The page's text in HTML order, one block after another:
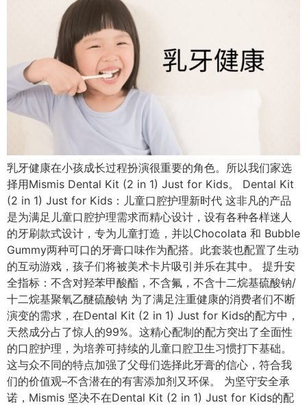
乳牙健康在小孩成长过程扮演很重要的角色。所以我们家选
择用Mismis Dental Kit (2 in 1) Just for Kids。 Dental Kit
(2 in 1) Just for Kids：儿童口腔护理新时代 这非凡的产品
是为满足儿童口腔护理需求而精心设计，设有各种各样迷人
的牙刷款式设计，专为儿童打造，并以Chocolata 和 Bubble
Gummy两种可口的牙膏口味作为配搭。此套装也配置了生动
的互动游戏，孩子们将被美术卡片吸引并乐在其中。 提升安
全指标：不含对羟苯甲酸酯，不含氟，不含十二烷基硫酸钠/
十二烷基聚氧乙醚硫酸钠 为了满足注重健康的消费者们不断
演变的需求，在Dental Kit (2 in 1) Just for Kids的配方中，
天然成分占了惊人的99%。这精心配制的配方突出了全面性
的口腔护理，为培养可持续的儿童口腔卫生习惯打下基础。
这与众不同的特点加强了父母们选择此牙膏的信心，符合我
们的价值观–不含潜在的有害添加剂又环保。 为坚守安全承
诺，Mismis 坚决不在Dental Kit (2 in 1) Just for Kids的配